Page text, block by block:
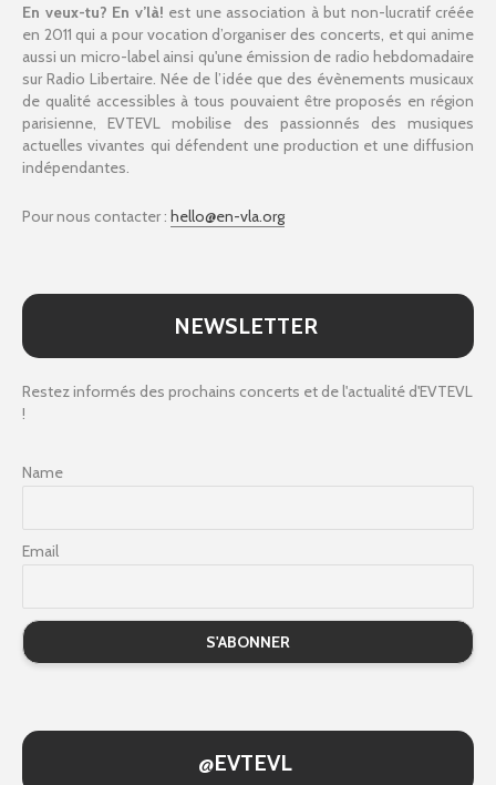
En veux-tu? En v’là! est une association à but non-lucratif créée
en 2011 qui a pour vocation d’organiser des concerts, et qui anime
aussi un micro-label ainsi qu'une émission de radio hebdomadaire
sur Radio Libertaire. Née de l’idée que des évènements musicaux
de qualité accessibles à tous pouvaient être proposés en région
parisienne, EVTEVL mobilise des passionnés des musiques
actuelles vivantes qui défendent une production et une diffusion
indépendantes.
Pour nous contacter : hello@en-vla.org
NEWSLETTER
Restez informés des prochains concerts et de l'actualité d'EVTEVL
!
Name
Email
@EVTEVL